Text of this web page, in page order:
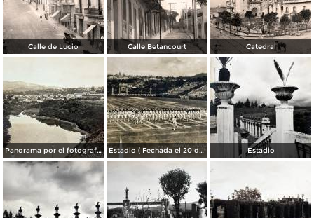
Calle de Lucio Calle Betancourt Catedral
Panorama por el fotografo R M Mateos. ( Circulada el 27 de Septiembre de 1936 ). Estadio ( Fechada el 20 de Septiembre de 1928 ). Estadio